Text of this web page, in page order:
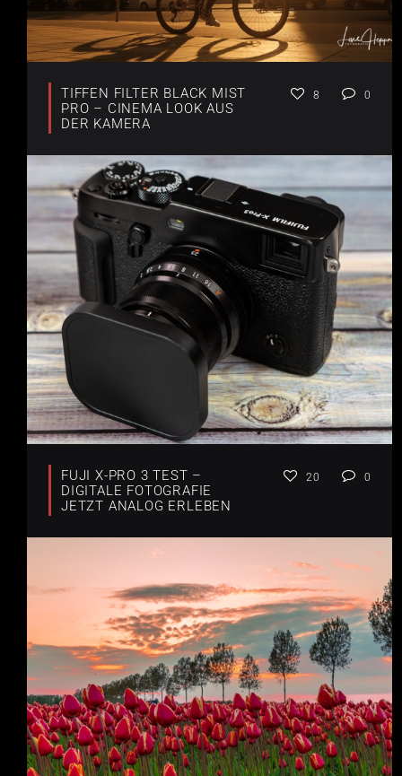
TIFFEN FILTER BLACK MIST
PRO – CINEMA LOOK AUS
DER KAMERA
8 0
FUJI X-PRO 3 TEST –
DIGITALE FOTOGRAFIE
JETZT ANALOG ERLEBEN
20 0